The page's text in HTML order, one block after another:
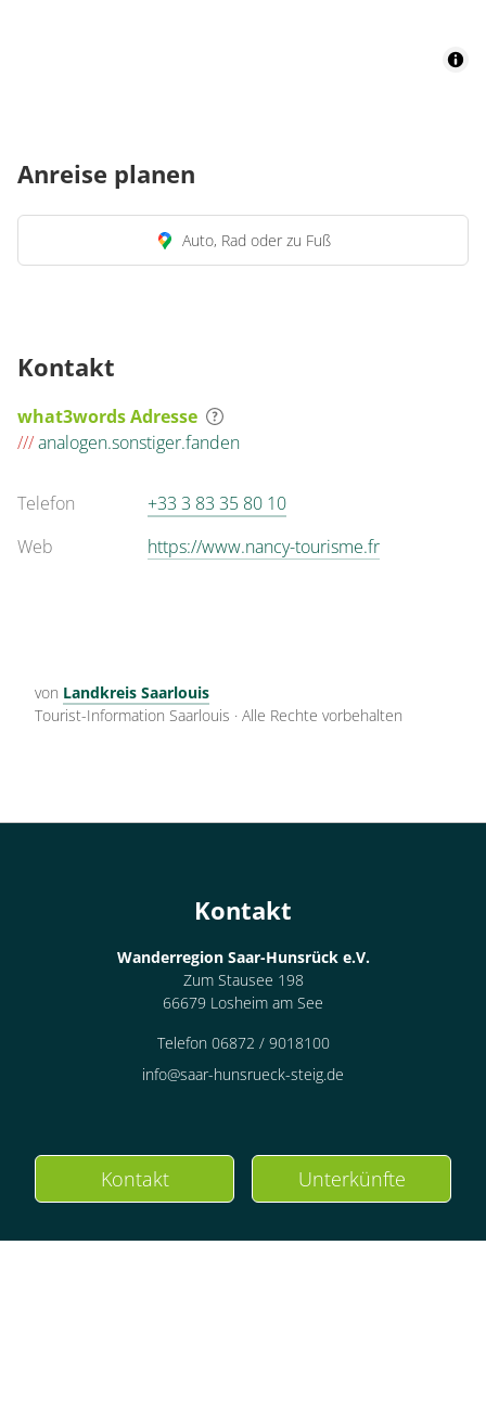
Anreise planen
Auto, Rad oder zu Fuß
Kontakt
what3words Adresse
///analogen.sonstiger.fanden
Telefon
+33 3 83 35 80 10
Web
https://www.nancy-tourisme.fr
von Landkreis Saarlouis
Tourist-Information Saarlouis · Alle Rechte vorbehalten
Kontakt
Wanderregion Saar-Hunsrück e.V.
Zum Stausee 198
66679 Losheim am See
Telefon 06872 / 9018100
info@saar-hunsrueck-steig.de
Kontakt Unterkünfte